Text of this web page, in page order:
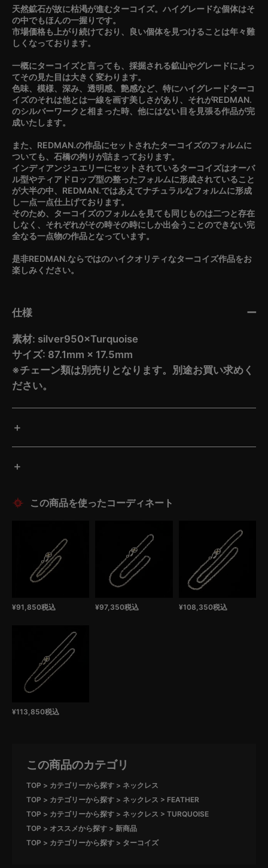
天然鉱石が故に枯渇が進むターコイズ。ハイグレードな個体はそ
の中でもほんの一握りです。
市場価格も上がり続けており、良い個体を見つけることは年々難
しくなっております。
一概にターコイズと言っても、採掘される鉱山やグレードによっ
てその見た目は大きく変わります。
色味、模様、深み、透明感、艶感など、特にハイグレードターコ
イズのそれは他とは一線を画す美しさがあり、それがREDMAN.
のシルバーワークと相まった時、他にはない目を見張る作品が完
成いたします。
また、REDMAN.の作品にセットされたターコイズのフォルムに
ついても、石橋の拘りが詰まっております。
インディアンジュエリーにセットされているターコイズはオーバ
ル型やティアドロップ型の整ったフォルムに形成されていること
が大半の中、REDMAN.ではあえてナチュラルなフォルムに形成
し一点一点仕上げております。
そのため、ターコイズのフォルムを見ても同じものは二つと存在
しなく、それぞれがその時その時にしか出会うことのできない完
全なる一点物の作品となっています。
是非REDMAN.ならではのハイクオリティなターコイズ作品をお
楽しみください。
仕様
素材: silver950×Turquoise
サイズ: 87.1mm × 17.5mm
※チェーン類は別売りとなります。別途お買い求めく
ださい。
この商品を使ったコーディネート
¥91,850税込 ¥97,350税込 ¥108,350税込
¥113,850税込
この商品のカテゴリ
TOP カテゴリーから探す
ネックレス
TOP
カテゴリーから探す ネックレス
FEATHER
TOP
カテゴリーから探す ネックレス
TURQUOISE
TOP
オススメから探す
新商品
TOP
カテゴリーから探す ターコイズ